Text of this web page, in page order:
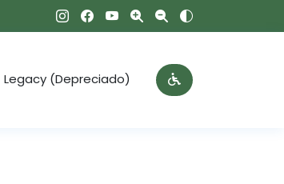
Legacy (Depreciado)